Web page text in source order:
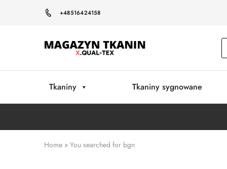
+48516424158
Magazyn
Tkaniny Tkaniny sygnowane
Home » You searched for bgn